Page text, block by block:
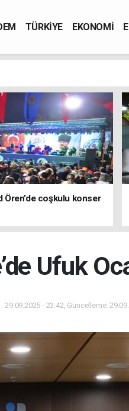
TÜRKİYE EKONOMİ
Ören’de coşkulu konser
Ufuk
29.09.2025 - 23:42, Güncelleme: